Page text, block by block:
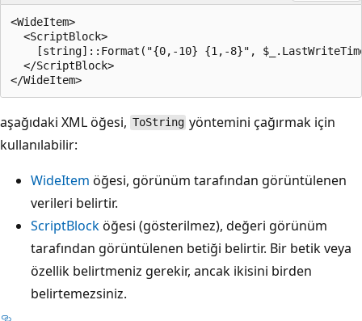
<WideItem>
  <ScriptBlock>
[string]::Format("{0,-10} {1,-8}",
  </ScriptBlock>
aşağıdaki XML öğesi, ToString yöntemini çağırmak için
kullanılabilir:
WideItem öğesi, görünüm tarafından görüntülenen
verileri belirtir.
ScriptBlocköğesi (gösterilmez), değeri görünüm
tarafından görüntülenen betiği belirtir. Bir betik veya
özellik belirtmeniz gerekir, ancak ikisini birden
belirtemezsiniz.